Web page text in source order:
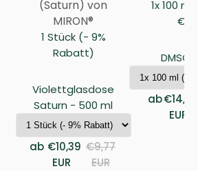
(Saturn) von
MIRON®
1 Stück (- 9%
Rabatt)
Violettglasdose
Saturn - 500 ml
ab
€9,77
EUR
€10,39
EUR
1x 100 ml
€ /
DMSO
ab
EUR